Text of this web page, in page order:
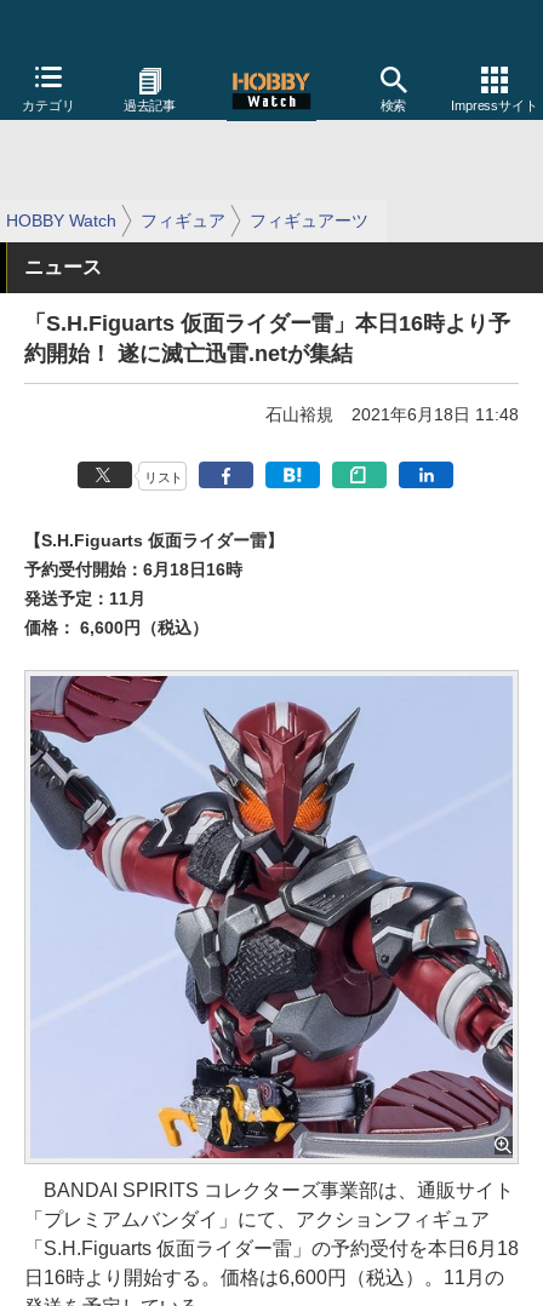
カテゴリ 過去記事 検索 Impressサイト
HOBBY Watch フィギュア フィギュアーツ
ニュース
「S.H.Figuarts 仮面ライダー雷」本日16時より予
約開始！ 遂に滅亡迅雷.netが集結
石山裕規 2021年6月18日 11:48
リスト
【S.H.Figuarts 仮面ライダー雷】
予約受付開始：6月18日16時
発送予定：11月
価格： 6,600円（税込）
BANDAI SPIRITS コレクターズ事業部は、通販サイト
「プレミアムバンダイ」にて、アクションフィギュア
「S.H.Figuarts 仮面ライダー雷」の予約受付を本日6月18
日16時より開始する。価格は6,600円（税込）。11月の